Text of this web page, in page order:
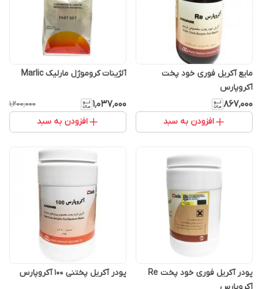
مایع آکریل فوری خود پخت
آکروپارس
۸۶۷٬۰۰۰
افزودن به سبد
آلژینات کروموژل مارلیک Marlic
۱٬۰۳۷٬۰۰۰ ۱٬۲۰۰٬۰۰۰
افزودن به سبد
پودر آکریل فوری خود پخت Re
پودر آکریل پختنی 100 آکروپارس